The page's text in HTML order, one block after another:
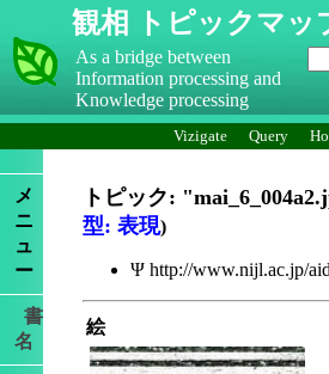
観相 トピックマッ
As a bridge between
Information processing and
Knowledge processing
Vizigate Query
メ
ニ
ュ
ー
書
名
トピック:
型: 表現)
Ψ http://www.nijl.ac.jp/
絵